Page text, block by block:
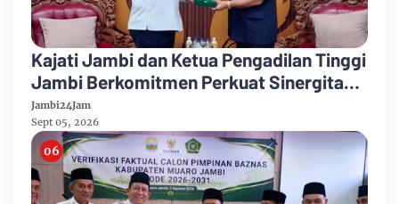
Kajati Jambi dan Ketua Pengadilan Tinggi
Jambi Berkomitmen Perkuat Sinergitas
Penegakan Hukum
Jambi24Jam
Sept 05, 2026